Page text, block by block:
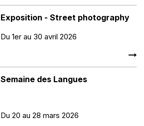
Exposition - Street photography
Du 1er au 30 avril 2026
Semaine des Langues
Du 20 au 28 mars 2026